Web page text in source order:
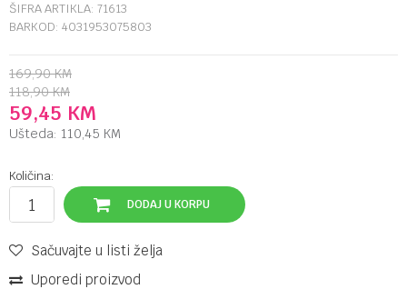
ŠIFRA ARTIKLA: 71613
BARKOD: 4031953075803
169,90 KM
118,90 KM
59,45 KM
Ušteda: 110,45 KM
Količina:
DODAJ U KORPU
Sačuvajte u listi želja
Uporedi proizvod